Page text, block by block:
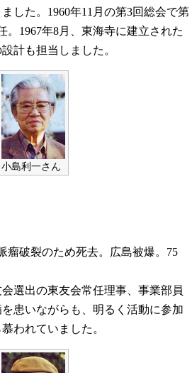
した。1960年11月の第3回総会で第
。1967年8月、東海寺に建立された
計も担当しました。
小島利一さん
瘤破裂のため死去。広島被爆。75
選出の東友会常任理事、事業部員
患いながらも、明るく活動に参加
われていました。